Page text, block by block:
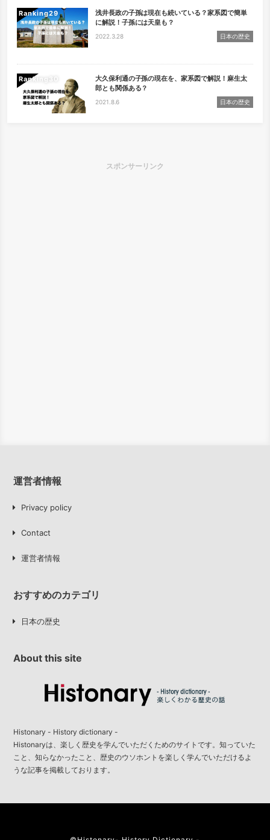
Ranking
浅井長政の子孫は現在も続いている？家系図で簡単
に解説！子孫には天皇も？
2022.3.28 日本の歴史
Ranking
大久保利通の子孫の現在を、家系図で解説！麻生太
郎とも関係ある？
2021.8.6 日本の歴史
スポンサーリンク
運営者情報
Privacy policy
Contact
運営者情報
おすすめのカテゴリ
日本の歴史
About this site
Histonary - History dictionary -
Histonaryは、楽しく歴史を学んでいただくためのサイトです。知っていた
こと、知らなかったこと、歴史のウソホントを楽しく学んでいただけるよ
うな記事を掲載しております。